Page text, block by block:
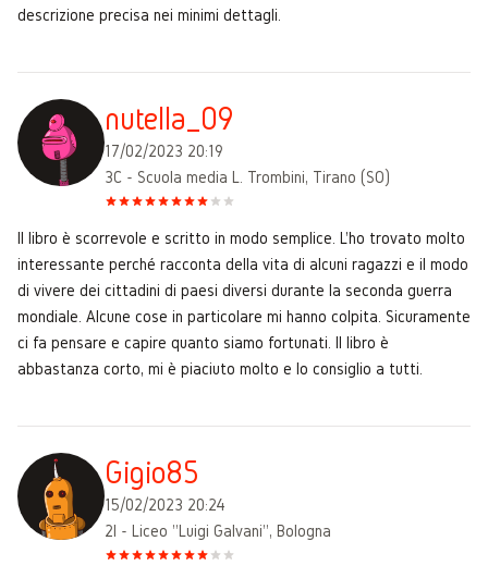
descrizione precisa nei minimi dettagli.
nutella_09
17/02/2023 20:19
3C - Scuola media L. Trombini, Tirano (SO)
Il libro è scorrevole e scritto in modo semplice. L'ho trovato molto
interessante perché racconta della vita di alcuni ragazzi e il modo
di vivere dei cittadini di paesi diversi durante la seconda guerra
mondiale. Alcune cose in particolare mi hanno colpita. Sicuramente
ci fa pensare e capire quanto siamo fortunati. Il libro è
abbastanza corto, mi è piaciuto molto e lo consiglio a tutti.
Gigio85
15/02/2023 20:24
2I - Liceo "Luigi Galvani", Bologna